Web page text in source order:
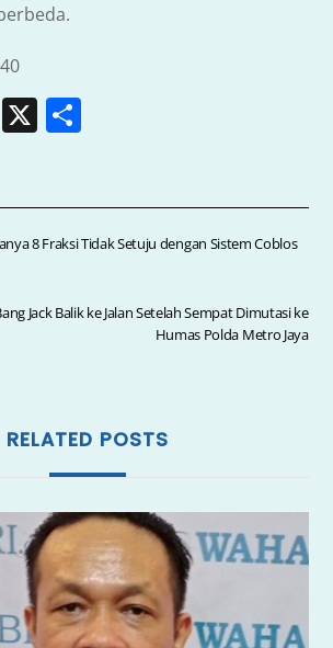
W X
e
8 Fraksi Tidak Setuju dengan Sistem Coblos
Jack Balik ke Jalan Setelah Sempat Dimutasi ke
Humas Polda Metro Jaya
RELATED POSTS